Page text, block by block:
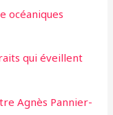
océaniques
qui éveillent
Agnès Pannier-